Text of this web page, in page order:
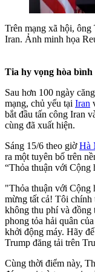
Trên mạng xã hội, ông
Iran. Ảnh minh họa
Tia hy vọng hòa bình
Sau hơn 100 ngày
mạng, chủ yếu tại Iran
bắt đầu tấn công Iran
cùng đã xuất hiện.
Sáng 15/6 theo giờHà
ra một tuyên bố trên
“Thỏa thuận với Cộng
"Thỏa thuận với Cộng
mừng tất cả! Tôi chính
không thu phí và đồng
phong tỏa hải quân của
khởi động máy. Hãy
Trump đăng tải trên
Cùng thời điểm này,